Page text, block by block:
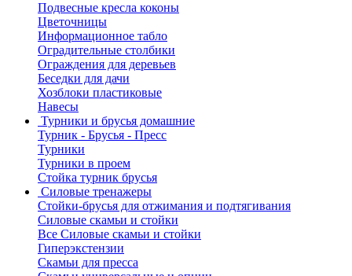
Подвесные кресла коконы
Цветочницы
Информационное табло
Оградительные столбики
Ограждения для деревьев
Беседки для дачи
Хозблоки пластиковые
Навесы
Турники и брусья домашние
Турник - Брусья - Пресс
Турники
Турники в проем
Стойка турник брусья
Силовые тренажеры
Стойки-брусья для отжимания и подтягивания
Силовые скамьи и стойки
Все Силовые скамьи и стойки
Гиперэкстензии
Скамьи для пресса